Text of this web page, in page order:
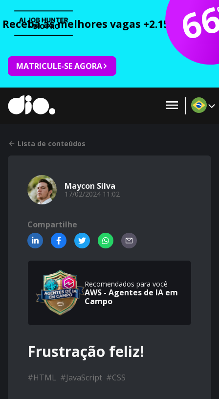
Receba as melhores vagas +2.150 cursos
MATRICULE-SE AGORA
Lista de conteúdos
Maycon Silva
17/02/2024 11:02
Compartilhe
Recomendados para você
AWS - Agentes de IA em
Campo
Frustração feliz!
#HTML #JavaScript #CSS